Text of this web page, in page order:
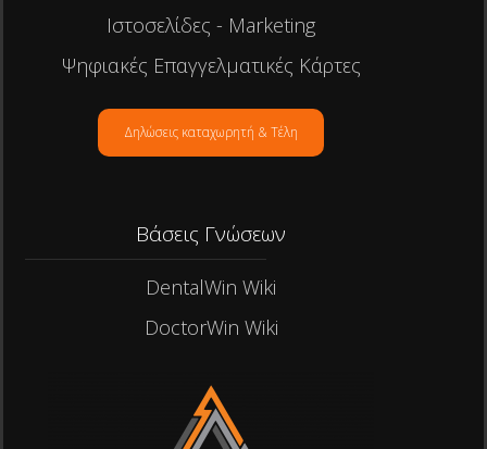
Ιστοσελίδες - Marketing
Ψηφιακές Επαγγελματικές Κάρτες
Δηλώσεις καταχωρητή & Τέλη
Βάσεις Γνώσεων
DentalWin Wiki
DoctorWin Wiki